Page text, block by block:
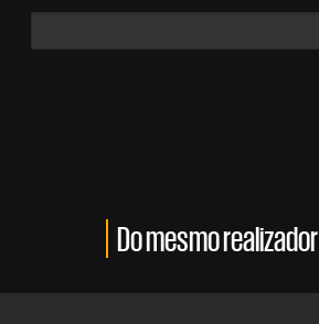
Do mesmo realizador